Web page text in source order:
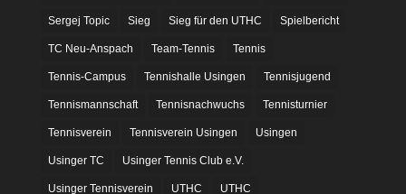
Sergej Topic Sieg Sieg für den UTHC Spielbericht
TC Neu-Anspach Team-Tennis Tennis
Tennis-Campus Tennishalle Usingen Tennisjugend
Tennismannschaft Tennisnachwuchs Tennisturnier
Tennisverein Tennisverein Usingen Usingen
Usinger TC Usinger Tennis Club e.V.
Usinger Tennisverein UTHC UTHC